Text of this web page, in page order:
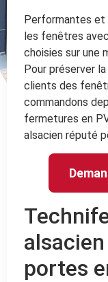
Performantes et
les fenêtres
choisies sur une
Pour préserver
clients des
commandons
fermetures en
alsacien réputé
portes